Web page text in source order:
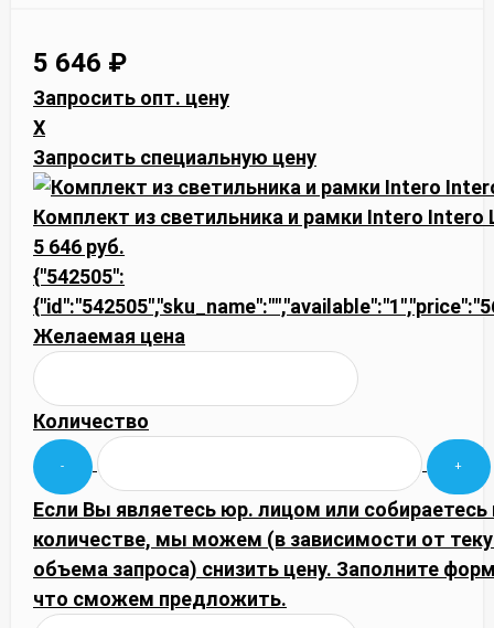
5 646 ₽
Запросить опт. цену
X
Запросить специальную цену
Комплект из светильника и рамки Intero Intero
5 646 руб.
{"542505":
Желаемая цена
Количество
Если Вы являетесь юр. лицом или
количестве, мы можем (в зависимости от
объема запроса) снизить цену. Заполните
что сможем предложить.